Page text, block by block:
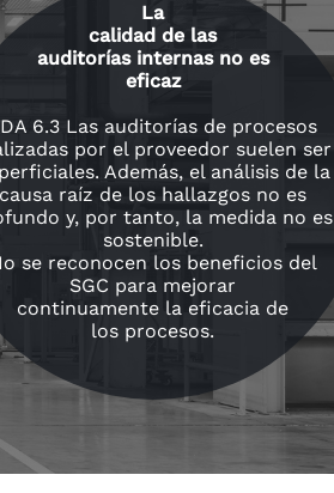
La
calidad de las
auditorías internas no es
eficaz
6.3 Las auditorías de procesos
por el proveedor suelen ser
Además, el análisis de la
causa raíz de los hallazgos no es
y, por tanto, la medida no es
sostenible.
se reconocen los beneficios del
SGC para mejorar
continuamente la eficacia de
los procesos.